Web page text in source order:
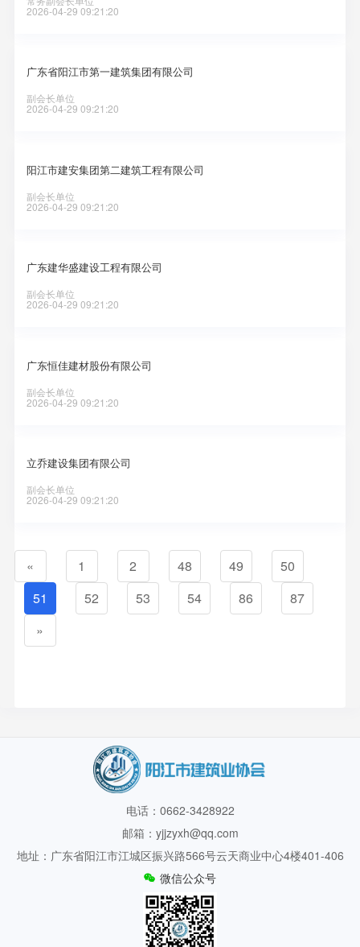
2026-04-29 09:21:20
广东省阳江市第一建筑集团有限公司
副会长单位
2026-04-29 09:21:20
阳江市建安集团第二建筑工程有限公司
副会长单位
2026-04-29 09:21:20
广东建华盛建设工程有限公司
副会长单位
2026-04-29 09:21:20
广东恒佳建材股份有限公司
副会长单位
2026-04-29 09:21:20
立乔建设集团有限公司
副会长单位
2026-04-29 09:21:20
« 1 2 48 49
50
51
52 53 54 86
87
»
电话：0662-3428922
邮箱：yjjzyxh@qq.com
地址：广东省阳江市江城区振兴路566号云天商业中心4楼401-406
微信公众号